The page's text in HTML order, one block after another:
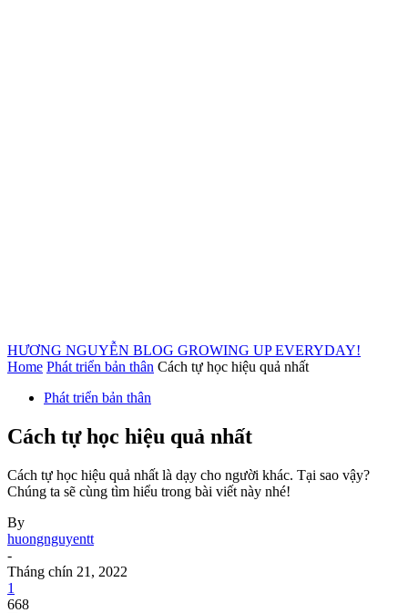
HƯƠNG NGUYỄN BLOG GROWING UP EVERYDAY!
Home Phát triển bản thân Cách tự học hiệu quả nhất
Phát triển bản thân
Cách tự học hiệu quả nhất
Cách tự học hiệu quả nhất là dạy cho người khác. Tại sao vậy?
Chúng ta sẽ cùng tìm hiểu trong bài viết này nhé!
By
huongnguyentt
-
Tháng chín 21, 2022
1
668